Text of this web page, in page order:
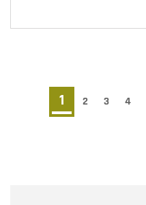
Paginación
Página
actual
1 Page
2 Page
3 Page
4